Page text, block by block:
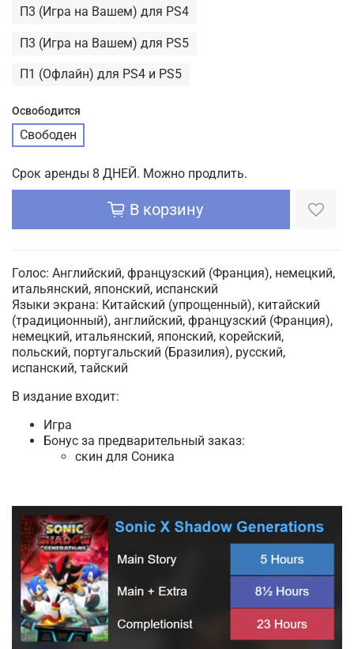
П3 (Игра на Вашем) для PS4
П3 (Игра на Вашем) для PS5
П1 (Офлайн) для PS4 и PS5
Освободится
Свободен
Срок аренды 8 ДНЕЙ. Можно продлить.
В корзину
Голос: Английский, французский (Франция), немецкий,
итальянский, японский, испанский
Языки экрана: Китайский (упрощенный), китайский
(традиционный), английский, французский (Франция),
немецкий, итальянский, японский, корейский,
польский, португальский (Бразилия), русский,
испанский, тайский
В издание входит:
Игра
Бонус за предварительный заказ:
скин для Соника